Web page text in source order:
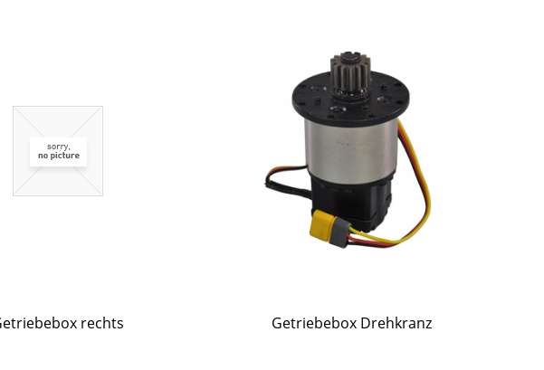
rechts Getriebebox Drehkranz